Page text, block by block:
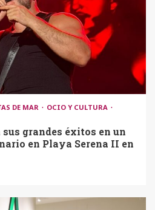
DE MAR
OCIO Y CULTURA
grandes éxitos en un
en Playa Serena II en